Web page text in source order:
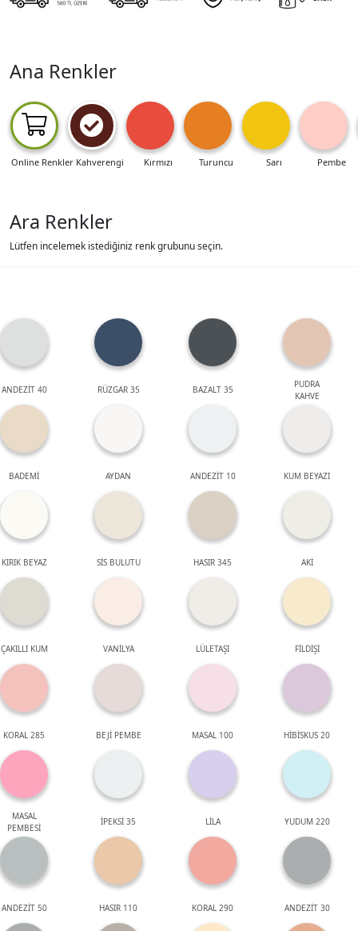
Ana Renkler
Online Renkler Kahverengi Kırmızı Turuncu Sarı Pembe
Ara Renkler
Lütfen incelemek istediğiniz renk grubunu seçin.
ANDEZİT 40 RÜZGAR 35 BAZALT 35
PUDRA
KAHVE
BADEMİ AYDAN ANDEZİT 10 KUM BEYAZI
KIRIK BEYAZ SİS BULUTU HASIR 345 AKİ
ÇAKILLI KUM VANİLYA LÜLETAŞI FİLDİŞİ
KORAL 285 BEJİ PEMBE MASAL 100 HİBİSKUS 20
MASAL
PEMBESİ
İPEKSİ 35 LİLA YUDUM 220
ANDEZİT 50 HASIR 110 KORAL 290 ANDEZİT 30